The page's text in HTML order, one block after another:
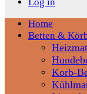
Home
Betten &
Korb-